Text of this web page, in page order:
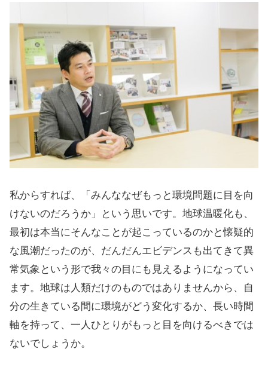
私からすれば、「みんななぜもっと環境問題に目を向
けないのだろうか」という思いです。地球温暖化も、
最初は本当にそんなことが起こっているのかと懐疑的
な風潮だったのが、だんだんエビデンスも出てきて異
常気象という形で我々の目にも見えるようになってい
ます。地球は人類だけのものではありませんから、自
分の生きている間に環境がどう変化するか、長い時間
軸を持って、一人ひとりがもっと目を向けるべきでは
ないでしょうか。